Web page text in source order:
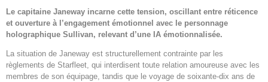
Le capitaine Janeway incarne cette tension, oscillant entre réticence
et ouverture à l’engagement émotionnel avec le personnage
holographique Sullivan, relevant d’une IA émotionnalisée.
La situation de Janeway est structurellement contrainte par les
règlements de Starfleet, qui interdisent toute relation amoureuse avec les
membres de son équipage, tandis que le voyage de soixante-dix ans de